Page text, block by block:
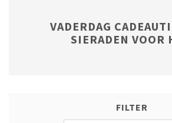
VADERDAG
SIERADEN VOOR
FILTER